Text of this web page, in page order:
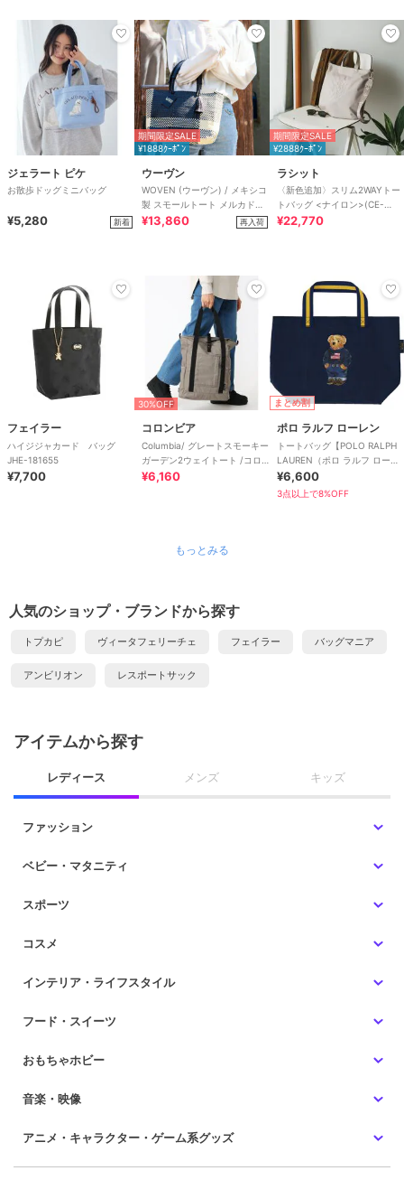
ジェラート ピケ
お散歩ドッグミニバッグ
¥5,280 新着
期間限定SALE
¥1888ｸｰﾎﾟﾝ
ウーヴン
WOVEN (ウーヴン) / メキシコ
製 スモールトート メルカドバ
ッグ かごバッグ
¥13,860 再入荷
期間限定SALE
¥2888ｸｰﾎﾟﾝ
ラシット
〈新色追加〉スリム2WAYトー
トバッグ <ナイロン>(CE-
1404-WEB)
¥22,770
フェイラー
ハイジジャカード バッグ
JHE-181655
¥7,700
30%OFF
コロンビア
Columbia/ グレートスモーキー
ガーデン2ウェイトート /コロ
ンビア
¥6,160
まとめ割
ポロ ラルフ ローレン
トートバッグ【POLO RALPH
LAUREN（ポロ ラルフ ローレ
ン）】
¥6,600
3点以上で8%OFF
もっとみる
人気のショップ・ブランドから探す
トプカピ ヴィータフェリーチェ フェイラー バッグマニア
アンビリオン レスポートサック
アイテムから探す
レディース メンズ キッズ
ファッション
ベビー・マタニティ
スポーツ
コスメ
インテリア・ライフスタイル
フード・スイーツ
おもちゃホビー
音楽・映像
アニメ・キャラクター・ゲーム系グッズ